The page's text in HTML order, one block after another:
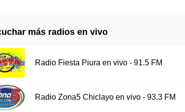
más radios en vivo
Radio Fiesta Piura en vivo - 91.5 FM
Radio Zona5 Chiclayo en vivo - 93.3 FM